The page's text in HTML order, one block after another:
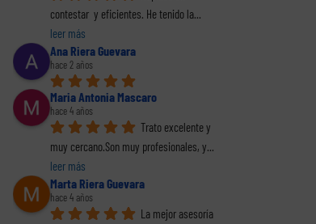
Los delitos fiscales
(1 de 2)
El perfil de los
contestar  y eficientes. He tenido la
leer más
Ana Riera Guevara
hace 2 años
Maria Antonia Mascaro
hace 4 años
Trato excelente y
muy cercano.Son muy profesionales, y
leer más
Marta Riera Guevara
hace 4 años
La mejor asesoría